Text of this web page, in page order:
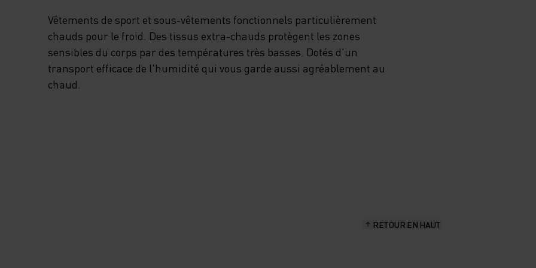
EN POLYESTER
DOUILLETTE EST TRÈS
AGRÉABLE À MÊME LA
PEAU, AFIN QUE LES
Vêtements de sport et sous-vêtements fonctionnels particulièrement
chauds pour le froid. Des tissus extra-chauds protègent les zones
sensibles du corps par des températures très basses. Dotés d'un
transport efficace de l'humidité qui vous garde aussi agréablement au
chaud.
RETOUR EN HAUT